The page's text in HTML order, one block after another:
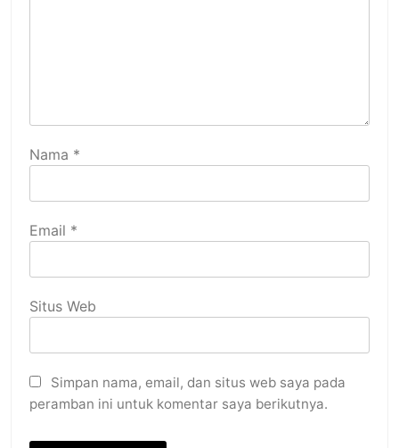
Nama *
Email *
Situs Web
Simpan nama, email, dan situs web saya pada
peramban ini untuk komentar saya berikutnya.